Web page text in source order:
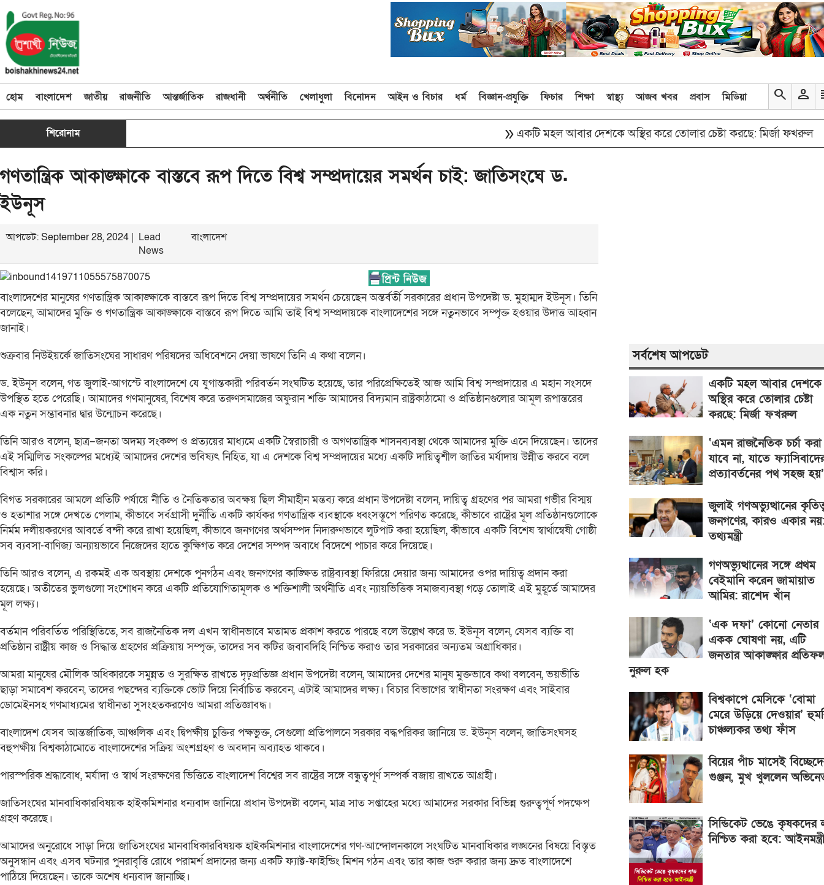
হোম বাংলাদেশ জাতীয় রাজনীতি আন্তর্জাতিক রাজধানী অর্থনীতি খেলাধুলা বিনোদন আইন ও বিচার ধর্ম বিজ্ঞান-প্রযুক্তি ফিচার শিক্ষা স্বাস্থ্য আজব খবর প্রবাস মিডিয়া search person
শিরোনাম একটি মহল আবার দেশকে অস্থির করে তোলার চেষ্টা করছে: মির্জা ফখরুল double_arrow
গণতান্ত্রিক আকাঙ্ক্ষাকে বাস্তবে রূপ দিতে বিশ্ব সম্প্রদায়ের সমর্থন চাই: জাতিসংঘে ড.
ইউনূস
আপডেট: September 28, 2024 | Lead
News
বাংলাদেশ
বাংলাদেশের মানুষের গণতান্ত্রিক আকাঙ্ক্ষাকে বাস্তবে রূপ দিতে বিশ্ব সম্প্রদায়ের সমর্থন চেয়েছেন অন্তর্বর্তী সরকারের প্রধান উপদেষ্টা ড. মুহাম্মদ ইউনূস। তিনি
বলেছেন, আমাদের মুক্তি ও গণতান্ত্রিক আকাঙ্ক্ষাকে বাস্তবে রূপ দিতে আমি তাই বিশ্ব সম্প্রদায়কে বাংলাদেশের সঙ্গে নতুনভাবে সম্পৃক্ত হওয়ার উদাত্ত আহ্বান
জানাই।
শুক্রবার নিউইয়র্কে জাতিসংঘের সাধারণ পরিষদের অধিবেশনে দেয়া ভাষণে তিনি এ কথা বলেন।
ড. ইউনূস বলেন, গত জুলাই-আগস্টে বাংলাদেশে যে যুগান্তকারী পরিবর্তন সংঘটিত হয়েছে, তার পরিপ্রেক্ষিতেই আজ আমি বিশ্ব সম্প্রদায়ের এ মহান সংসদে
উপস্থিত হতে পেরেছি। আমাদের গণমানুষের, বিশেষ করে তরুণসমাজের অফুরান শক্তি আমাদের বিদ্যমান রাষ্ট্রকাঠামো ও প্রতিষ্ঠানগুলোর আমূল রূপান্তরের
এক নতুন সম্ভাবনার দ্বার উন্মোচন করেছে।
তিনি আরও বলেন, ছাত্র–জনতা অদম্য সংকল্প ও প্রত্যয়ের মাধ্যমে একটি স্বৈরাচারী ও অগণতান্ত্রিক শাসনব্যবস্থা থেকে আমাদের মুক্তি এনে দিয়েছেন। তাদের
এই সম্মিলিত সংকল্পের মধ্যেই আমাদের দেশের ভবিষ্যৎ নিহিত, যা এ দেশকে বিশ্ব সম্প্রদায়ের মধ্যে একটি দায়িত্বশীল জাতির মর্যাদায় উন্নীত করবে বলে
বিশ্বাস করি।
বিগত সরকারের আমলে প্রতিটি পর্যায়ে নীতি ও নৈতিকতার অবক্ষয় ছিল সীমাহীন মন্তব্য করে প্রধান উপদেষ্টা বলেন, দায়িত্ব গ্রহণের পর আমরা গভীর বিস্ময়
ও হতাশার সঙ্গে দেখতে পেলাম, কীভাবে সর্বগ্রাসী দুর্নীতি একটি কার্যকর গণতান্ত্রিক ব্যবস্থাকে ধ্বংসস্তূপে পরিণত করেছে, কীভাবে রাষ্ট্রের মূল প্রতিষ্ঠানগুলোকে
নির্মম দলীয়করণের আবর্তে বন্দী করে রাখা হয়েছিল, কীভাবে জনগণের অর্থসম্পদ নিদারুণভাবে লুটপাট করা হয়েছিল, কীভাবে একটি বিশেষ স্বার্থান্বেষী গোষ্ঠী
সব ব্যবসা-বাণিজ্য অন্যায়ভাবে নিজেদের হাতে কুক্ষিগত করে দেশের সম্পদ অবাধে বিদেশে পাচার করে দিয়েছে।
তিনি আরও বলেন, এ রকমই এক অবস্থায় দেশকে পুনর্গঠন এবং জনগণের কাঙ্ক্ষিত রাষ্ট্রব্যবস্থা ফিরিয়ে দেয়ার জন্য আমাদের ওপর দায়িত্ব প্রদান করা
হয়েছে। অতীতের ভুলগুলো সংশোধন করে একটি প্রতিযোগিতামূলক ও শক্তিশালী অর্থনীতি এবং ন্যায়ভিত্তিক সমাজব্যবস্থা গড়ে তোলাই এই মুহূর্তে আমাদের
মূল লক্ষ্য।
বর্তমান পরিবর্তিত পরিস্থিতিতে, সব রাজনৈতিক দল এখন স্বাধীনভাবে মতামত প্রকাশ করতে পারছে বলে উল্লেখ করে ড. ইউনূস বলেন, যেসব ব্যক্তি বা
প্রতিষ্ঠান রাষ্ট্রীয় কাজ ও সিদ্ধান্ত গ্রহণের প্রক্রিয়ায় সম্পৃক্ত, তাদের সব কটির জবাবদিহি নিশ্চিত করাও তার সরকারের অন্যতম অগ্রাধিকার।
আমরা মানুষের মৌলিক অধিকারকে সমুন্নত ও সুরক্ষিত রাখতে দৃঢ়প্রতিজ্ঞ প্রধান উপদেষ্টা বলেন, আমাদের দেশের মানুষ মুক্তভাবে কথা বলবেন, ভয়ভীতি
ছাড়া সমাবেশ করবেন, তাদের পছন্দের ব্যক্তিকে ভোট দিয়ে নির্বাচিত করবেন, এটাই আমাদের লক্ষ্য। বিচার বিভাগের স্বাধীনতা সংরক্ষণ এবং সাইবার
ডোমেইনসহ গণমাধ্যমের স্বাধীনতা সুসংহতকরণেও আমরা প্রতিজ্ঞাবদ্ধ।
বাংলাদেশ যেসব আন্তর্জাতিক, আঞ্চলিক এবং দ্বিপক্ষীয় চুক্তির পক্ষভুক্ত, সেগুলো প্রতিপালনে সরকার বদ্ধপরিকর জানিয়ে ড. ইউনূস বলেন, জাতিসংঘসহ
বহুপক্ষীয় বিশ্বকাঠামোতে বাংলাদেশের সক্রিয় অংশগ্রহণ ও অবদান অব্যাহত থাকবে।
পারস্পরিক শ্রদ্ধাবোধ, মর্যাদা ও স্বার্থ সংরক্ষণের ভিত্তিতে বাংলাদেশ বিশ্বের সব রাষ্ট্রের সঙ্গে বন্ধুত্বপূর্ণ সম্পর্ক বজায় রাখতে আগ্রহী।
জাতিসংঘের মানবাধিকারবিষয়ক হাইকমিশনার ধন্যবাদ জানিয়ে প্রধান উপদেষ্টা বলেন, মাত্র সাত সপ্তাহের মধ্যে আমাদের সরকার বিভিন্ন গুরুত্বপূর্ণ পদক্ষেপ
গ্রহণ করেছে।
আমাদের অনুরোধে সাড়া দিয়ে জাতিসংঘের মানবাধিকারবিষয়ক হাইকমিশনার বাংলাদেশের গণ-আন্দোলনকালে সংঘটিত মানবাধিকার লঙ্ঘনের বিষয়ে বিস্তৃত
অনুসন্ধান এবং এসব ঘটনার পুনরাবৃত্তি রোধে পরামর্শ প্রদানের জন্য একটি ফ্যাক্ট-ফাইন্ডিং মিশন গঠন এবং তার কাজ শুরু করার জন্য দ্রুত বাংলাদেশে
পাঠিয়ে দিয়েছেন। তাকে অশেষ ধন্যবাদ জানাচ্ছি।
সর্বশেষ আপডেট
একটি মহল আবার দেশকে
অস্থির করে তোলার চেষ্টা
করছে: মির্জা ফখরুল
‘এমন রাজনৈতিক চর্চা করা
যাবে না, যাতে
প্রত্যাবর্তনের পথ সহজ হয়’
জুলাই গণঅভ্যুত্থানের
জনগণের, কারও একার
তথ্যমন্ত্রী
গণঅভ্যুত্থানের সঙ্গে প্রথম
বেইমানি করেন জামায়াত
আমির: রাশেদ খাঁন
‘এক দফা’ কোনো নেতার
একক ঘোষণা নয়, এটি
জনতার আকাঙ্ক্ষার
নুরুল হক
বিশ্বকাপে মেসিকে ‘বোমা
মেরে উড়িয়ে দেওয়ার’
চাঞ্চল্যকর তথ্য ফাঁস
বিয়ের পাঁচ মাসেই
গুঞ্জন, মুখ খুললেন
সিন্ডিকেট ভেঙে কৃষকদের
নিশ্চিত করা হবে: